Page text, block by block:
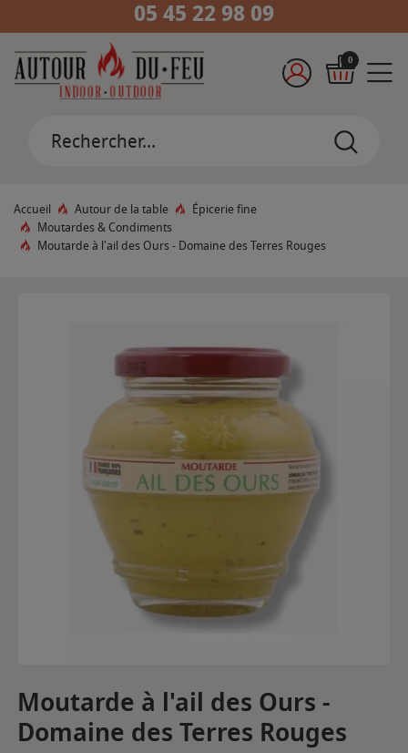
05 45 22 98 09
0
Accueil Autour de la table
Épicerie fine
Moutardes & Condiments
Moutarde à l'ail des Ours - Domaine des Terres Rouges
Moutarde à l'ail des Ours -
Domaine des Terres Rouges